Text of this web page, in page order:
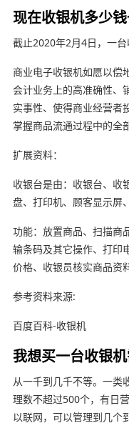
现在收银机多少钱
截止2020年2月4日，一台
商业电子收银机如愿以偿
会计业务上的高准确性、
实事性、使得商业经营者
掌握商品流通过程中的全
扩展资料：
收银台是由：收银台、收
盘、打印机、顾客显示屏
功能：放置商品、扫描商
输条码及其它操作、打印
价格、收银员核实商品资
参考资料来源:
百度百科-收银机
我想买一台收银
从一千到几千不等。一类
理数不超过500个，有日
以联网，可以管理到几个